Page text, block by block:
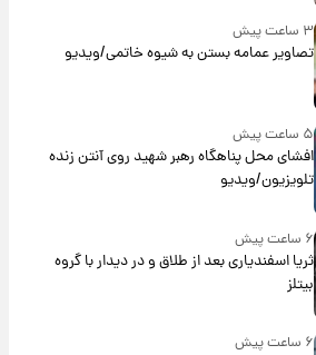
۳ ساعت پیش
تصاویر عمامه بستن به شیوه خاتمی/ویدیو
۵ ساعت پیش
افشای محل پناهگاه‌ رهبر شهید روی آنتن زنده
تلویزیون/ویدیو
۶ ساعت پیش
ثریا اسفندیاری بعد از طلاق و در دیدار با گروه
بیتلز
۶ ساعت پیش